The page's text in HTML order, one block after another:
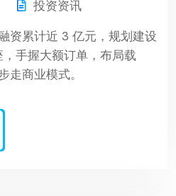
投资资讯
资累计近 3 亿元，规划建设
手握大额订单，布局载
走商业模式。